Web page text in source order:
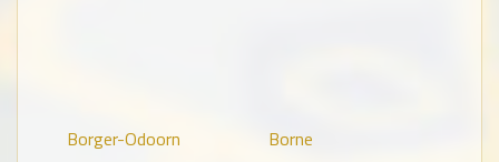
Borger-Odoorn Borne